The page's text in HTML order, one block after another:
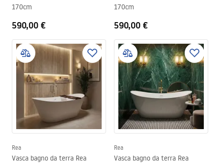
170cm
590,00 €
170cm
590,00 €
Rea
Vasca bagno da terra Rea
Rea
Vasca bagno da terra Rea